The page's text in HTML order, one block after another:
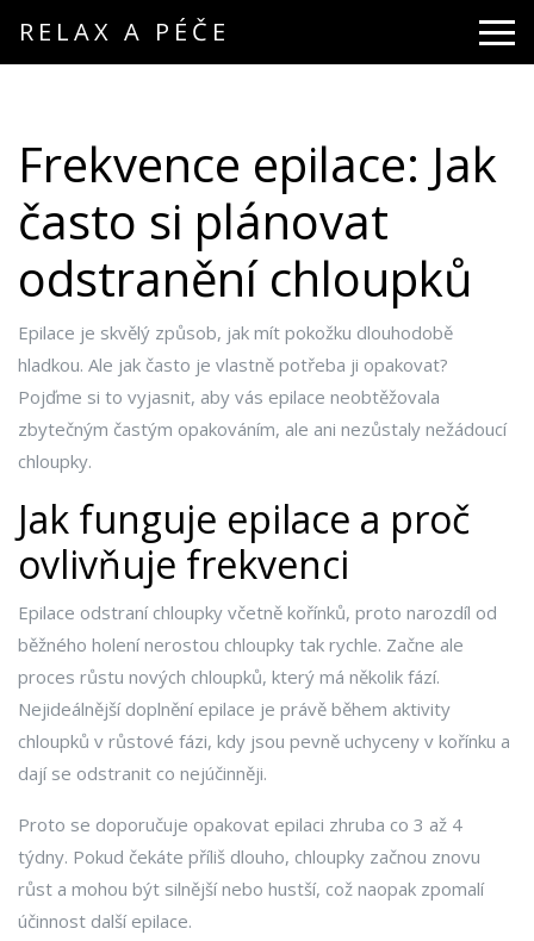
RELAX A PÉČE
Frekvence epilace: Jak
často si plánovat
odstranění chloupků
Epilace je skvělý způsob, jak mít pokožku dlouhodobě
hladkou. Ale jak často je vlastně potřeba ji opakovat?
Pojďme si to vyjasnit, aby vás epilace neobtěžovala
zbytečným častým opakováním, ale ani nezůstaly nežádoucí
chloupky.
Jak funguje epilace a proč
ovlivňuje frekvenci
Epilace odstraní chloupky včetně kořínků, proto narozdíl od
běžného holení nerostou chloupky tak rychle. Začne ale
proces růstu nových chloupků, který má několik fází.
Nejideálnější doplnění epilace je právě během aktivity
chloupků v růstové fázi, kdy jsou pevně uchyceny v kořínku a
dají se odstranit co nejúčinněji.
Proto se doporučuje opakovat epilaci zhruba co 3 až 4
týdny. Pokud čekáte příliš dlouho, chloupky začnou znovu
růst a mohou být silnější nebo hustší, což naopak zpomalí
účinnost další epilace.